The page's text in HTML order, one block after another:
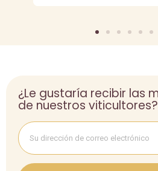
¿Le gustaría recibir las
de nuestros viticultores?